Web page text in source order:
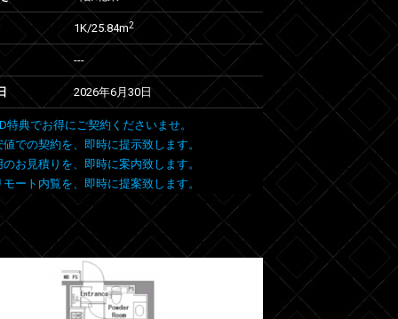
1K/25.84m2
---
2026年6月30日
特典でお得にご契約くださいませ。
での契約を、即時に提示致します。
お見積りを、即時に案内致します。
ート内覧を、即時に提案致します。